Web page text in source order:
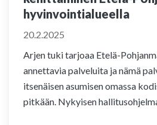
hyvinvointialueella
20.2.2025
Arjen tuki tarjoaa Etelä-
annettavia palveluita ja nämä
itsenäisen asumisen omassa
pitkään. Nykyisen